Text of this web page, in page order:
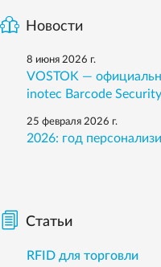
Новости
8 июня 2026 г.
VOSTOK —
inotec Barcode
25 февраля 2026 г.
2026: год
Статьи
RFID для торговли